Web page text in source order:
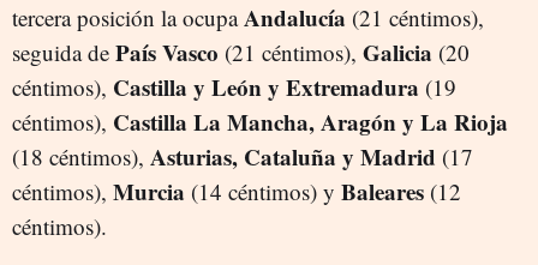
tercera posición la ocupaAndalucía (21 céntimos),
seguida de País Vasco (21 céntimos), Galicia (20
céntimos), Castilla y León y Extremadura (19
céntimos), Castilla La Mancha, Aragón y La Rioja
(18 céntimos), Asturias, Cataluña y Madrid (17
céntimos), Murcia (14 céntimos) y Baleares (12
céntimos).